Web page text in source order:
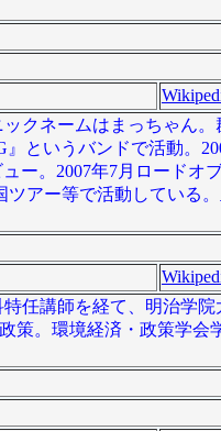
クネームはまっちゃん
というバンドで活動。
ー。2007年7月ロードオ
アー等で活動している
任講師を経て、明治学院
策。環境経済・政策学会